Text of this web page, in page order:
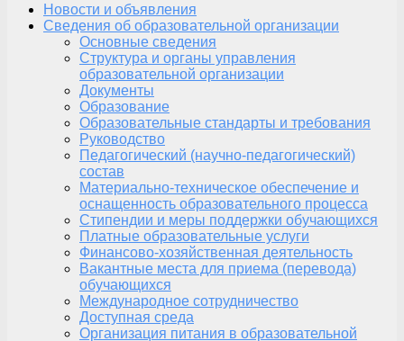
Новости и объявления
Сведения об образовательной организации
Основные сведения
Структура и органы управления
образовательной организации
Документы
Образование
Образовательные стандарты и требования
Руководство
Педагогический (научно-педагогический)
состав
Материально-техническое обеспечение и
оснащенность образовательного процесса
Стипендии и меры поддержки обучающихся
Платные образовательные услуги
Финансово-хозяйственная деятельность
Вакантные места для приема (перевода)
обучающихся
Международное сотрудничество
Доступная среда
Организация питания в образовательной